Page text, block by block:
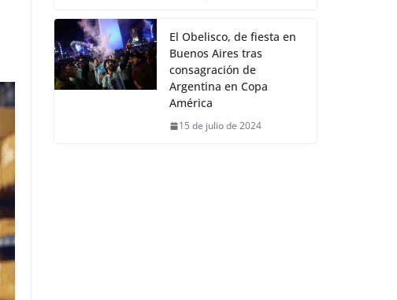
El Obelisco, de fiesta en
Buenos Aires tras
consagración de
Argentina en Copa
América
15 de julio de 2024